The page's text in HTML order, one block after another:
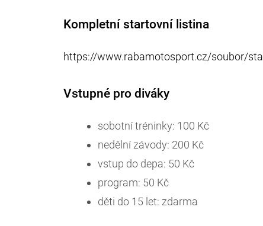
Kompletní startovní listina
https://www.rabamotosport.cz/soubor/
Vstupné pro diváky
sobotní tréninky: 100 Kč
nedělní závody: 200 Kč
vstup do depa: 50 Kč
program: 50 Kč
děti do 15 let: zdarma